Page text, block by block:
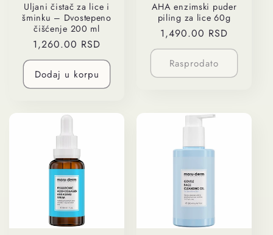
Uljani čistač za lice i
šminku – Dvostepeno
čišćenje 200 ml
Regularna
cena
1,260.00 RSD
Dodaj u korpu
AHA enzimski puder
piling za lice 60g
Regularna
cena
1,490.00 RSD
Rasprodato